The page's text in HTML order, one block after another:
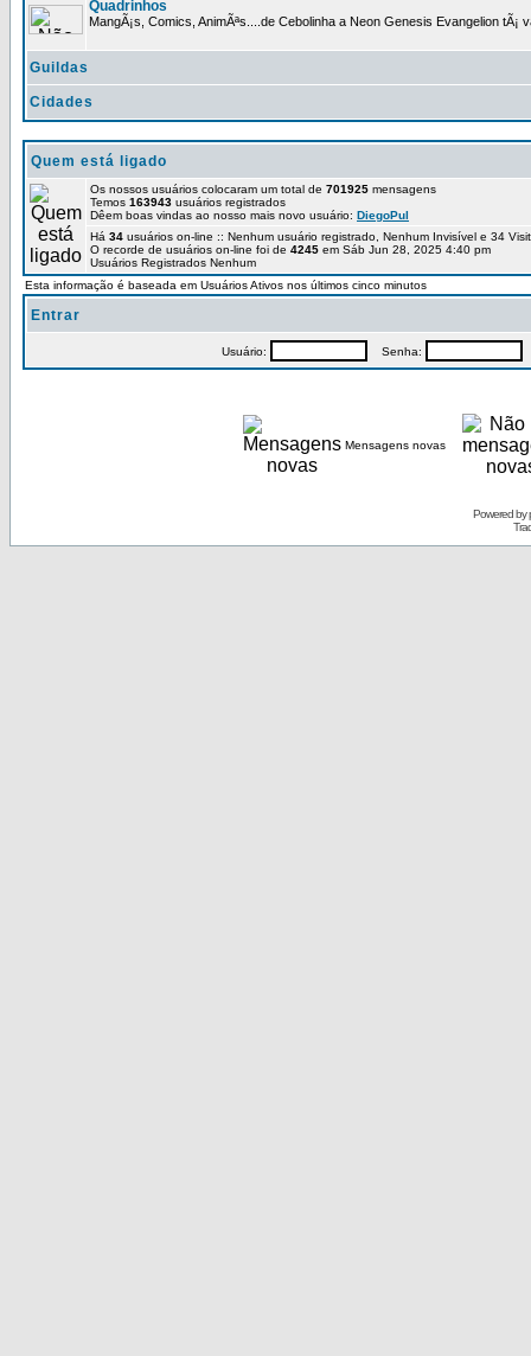
Quadrinhos
MangÃ¡s, Comics, AnimÃªs....de Cebolinha a Neon Genesis Evangelion tÃ¡
Guildas
Cidades
Quem está ligado
Os nossos usuários colocaram um total de 701925 mensagens
Temos 163943 usuários registrados
Dêem boas vindas ao nosso mais novo usuário: DiegoPul
Há 34 usuários on-line :: Nenhum usuário registrado, Nenhum Invisível e 34
O recorde de usuários on-line foi de 4245 em Sáb Jun 28, 2025 4:40 pm
Usuários Registrados Nenhum
Esta informação é baseada em Usuários Ativos nos últimos cinco minutos
Entrar
Usuário: Senha:
Mensagens novas
Powered by